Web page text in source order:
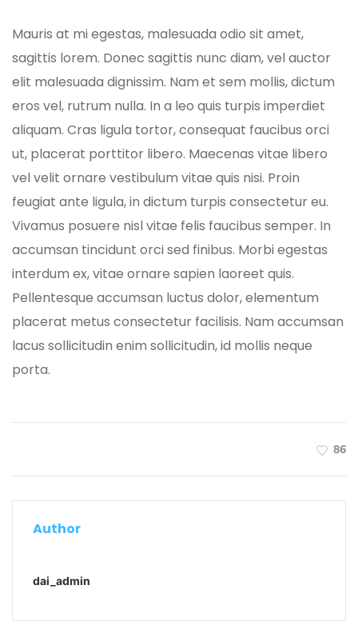
Mauris at mi egestas, malesuada odio sit amet,
sagittis lorem. Donec sagittis nunc diam, vel auctor
elit malesuada dignissim. Nam et sem mollis, dictum
eros vel, rutrum nulla. In a leo quis turpis imperdiet
aliquam. Cras ligula tortor, consequat faucibus orci
ut, placerat porttitor libero. Maecenas vitae libero
vel velit ornare vestibulum vitae quis nisi. Proin
feugiat ante ligula, in dictum turpis consectetur eu.
Vivamus posuere nisl vitae felis faucibus semper. In
accumsan tincidunt orci sed finibus. Morbi egestas
interdum ex, vitae ornare sapien laoreet quis.
Pellentesque accumsan luctus dolor, elementum
placerat metus consectetur facilisis. Nam accumsan
lacus sollicitudin enim sollicitudin, id mollis neque
porta.
86
Author
dai_admin